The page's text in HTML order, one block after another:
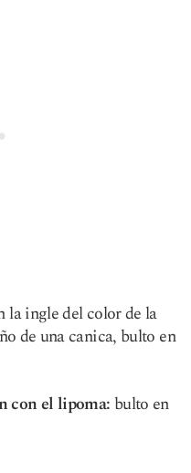
la ingle del color de la
de una canica, bulto en
con el lipoma: bulto en